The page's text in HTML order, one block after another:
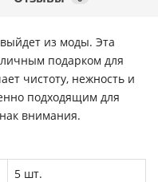
выйдет из моды. Эта
подарком для
чистоту, нежность и
подходящим для
внимания.
5 шт.